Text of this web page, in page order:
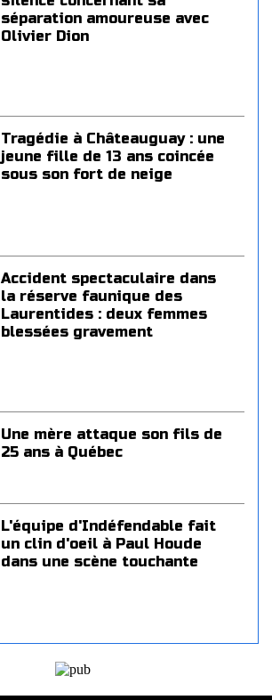
séparation amoureuse avec
Olivier Dion
Tragédie à Châteauguay : une
jeune fille de 13 ans coincée
sous son fort de neige
Accident spectaculaire dans
la réserve faunique des
Laurentides : deux femmes
blessées gravement
Une mère attaque son fils de
25 ans à Québec
L'équipe d'Indéfendable fait
un clin d'oeil à Paul Houde
dans une scène touchante